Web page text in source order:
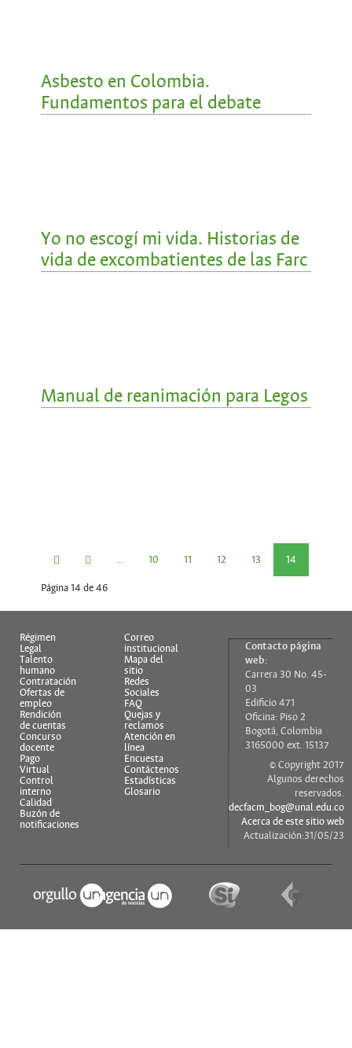
Asbesto en Colombia.
Fundamentos para el debate
Yo no escogí mi vida. Historias de
vida de excombatientes de las Farc
Manual de reanimación para Legos
... 10 11 12 13 14
Página 14 de 46
Régimen
Legal
Talento
humano
Contratación
Ofertas de
empleo
Rendición
de cuentas
Concurso
docente
Pago
Virtual
Control
interno
Calidad
Buzón de
notificaciones
Correo
institucional
Mapa del
sitio
Redes
Sociales
FAQ
Quejas y
reclamos
Atención en
línea
Encuesta
Contáctenos
Estadísticas
Glosario
Contacto página
web:
Carrera 30 No. 45-
03
Edificio 471
Oficina: Piso 2
Bogotá, Colombia
3165000 ext. 15137
© Copyright 2017
Algunos derechos
reservados.
decfacm_bog@unal.edu.co
Acerca de este sitio web
Actualización:31/05/23